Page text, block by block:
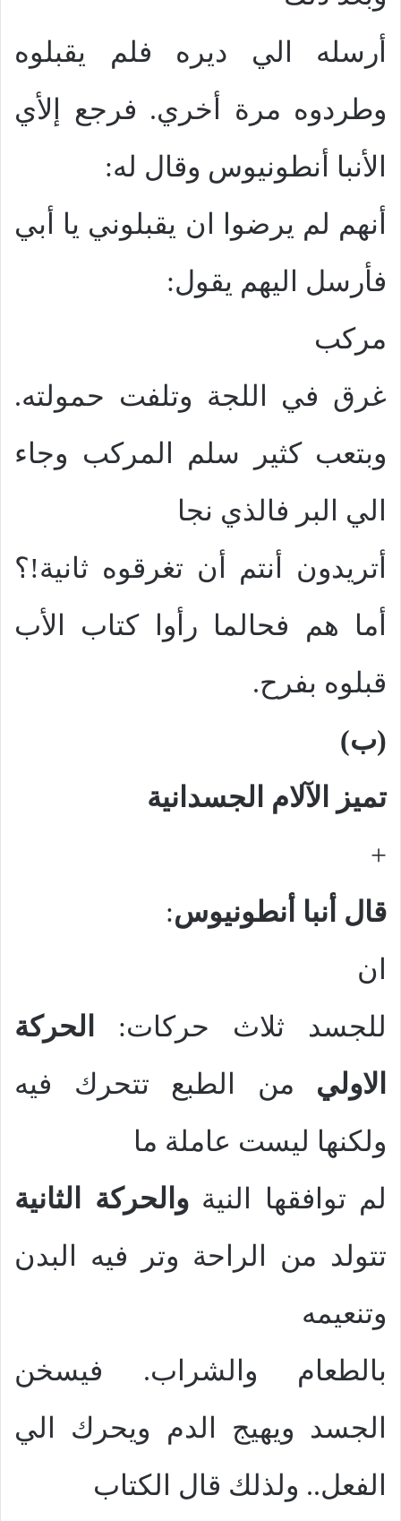
أرسله الي ديره فلم يقبلوه
وطردوه مرة أخري. فرجع إلأي
الأنبا أنطونيوس وقال له:
أنهم لم يرضوا ان يقبلوني يا أبي
فأرسل اليهم يقول:
مركب
غرق في اللجة وتلفت حمولته.
وبتعب كثير سلم المركب وجاء
الي البر فالذي نجا
أتريدون أنتم أن تغرقوه ثانية!؟
أما هم فحالما رأوا كتاب الأب
قبلوه بفرح.
(ب)
تميز الآلام الجسدانية
+
قال أنبا أنطونيوس:
ان
للجسد ثلاث حركات:
الحركة
الاولي من الطبع تتحرك فيه
ولكنها ليست عاملة ما
لم توافقها النيةوالحركة الثانية
تتولد من الراحة وتر فيه البدن
وتنعيمه
بالطعام والشراب. فيسخن
الجسد ويهيج الدم ويحرك الي
الفعل.. ولذلك قال الكتاب